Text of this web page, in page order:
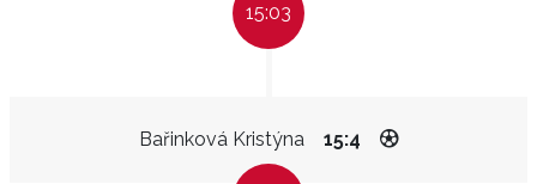
15:03
Bařinková Kristýna 15:4